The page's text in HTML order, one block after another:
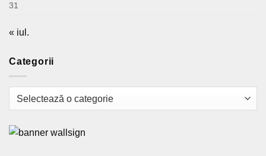
31
« iul.
Categorii